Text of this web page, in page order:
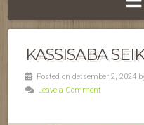
KASSISABA
Posted on detsember 2, 2024
Leave a Comment